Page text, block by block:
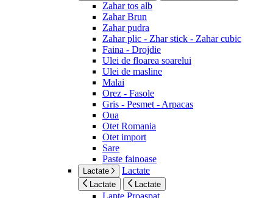
Zahar tos alb
Zahar Brun
Zahar pudra
Zahar plic - Zhar stick - Zahar cubic
Faina - Drojdie
Ulei de floarea soarelui
Ulei de masline
Malai
Orez - Fasole
Gris - Pesmet - Arpacas
Oua
Otet Romania
Otet import
Sare
Paste fainoase
Lactate Lactate
Lactate Lactate